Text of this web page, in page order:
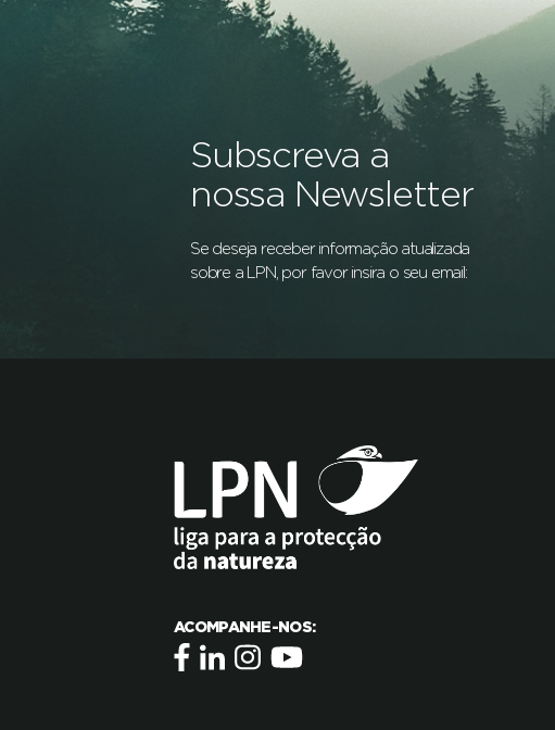
Subscreva a
nossa Newsletter
Se deseja receber informação atualizada
sobre a LPN, por favor insira o seu email:
ACOMPANHE-NOS: